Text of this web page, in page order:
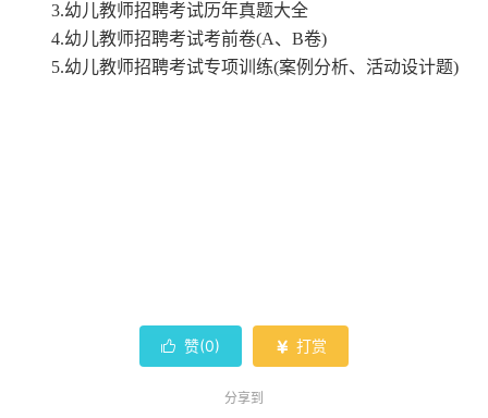
3.幼儿教师招聘考试历年真题大全
4.幼儿教师招聘考试考前卷(A、B卷)
5.幼儿教师招聘考试专项训练(案例分析、活动设计题)
 赞(0)  打赏
分享到